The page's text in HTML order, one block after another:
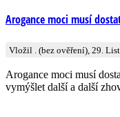
Arogance moci musí
Vložil . (bez ověření), 29.
Arogance moci musí
vymýšlet další a další